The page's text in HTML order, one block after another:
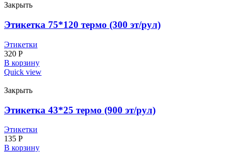
Закрыть
Этикетка 75*120 термо (300 эт/рул)
Этикетки
320 Р
В корзину
Quick view
Закрыть
Этикетка 43*25 термо (900 эт/рул)
Этикетки
135 Р
В корзину